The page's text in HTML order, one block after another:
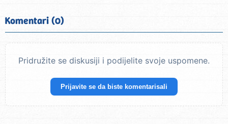
Komentari (0)
Pridružite se diskusiji i podijelite svoje uspomene.
Prijavite se da biste komentarisali